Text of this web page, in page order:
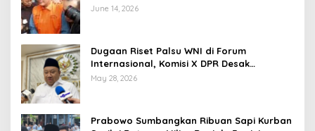
June 14, 2026
Dugaan Riset Palsu WNI di Forum
Internasional, Komisi X DPR Desak
Investigasi dan Penegakan Sanksi Etik
May 28, 2026
Prabowo Sumbangkan Ribuan Sapi Kurban